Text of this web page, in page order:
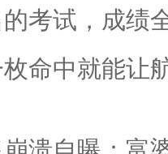
考试，成绩
命中就能让